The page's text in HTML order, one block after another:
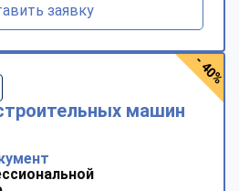
заявку
машин
- 40%